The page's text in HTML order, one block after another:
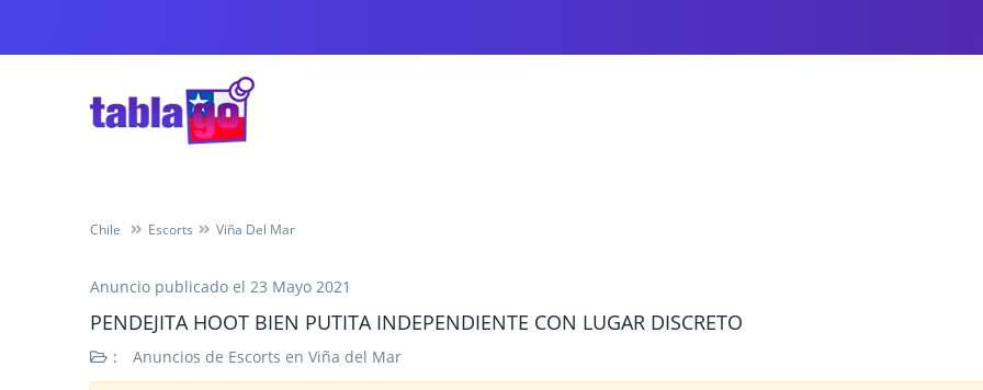
Chile Escorts Viña Del Mar
Anuncio publicado el 23 Mayo 2021
PENDEJITA HOOT BIEN PUTITA INDEPENDIENTE CON LUGAR DISCRETO
: Anuncios de Escorts en Viña del Mar